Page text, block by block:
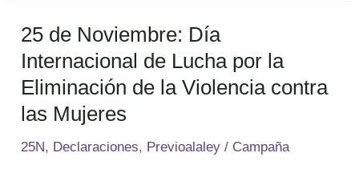
25 de Noviembre: Día
Internacional de Lucha por la
Eliminación de la Violencia contra
las Mujeres
25N, Declaraciones, Previoalaley / Campaña
25
de
Noviembre:
Día
Internacional
de